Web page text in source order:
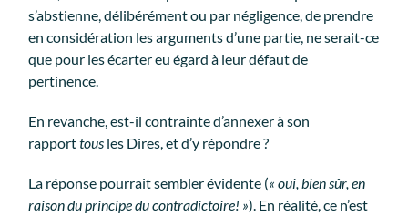
s’abstienne, délibérément ou par négligence, de prendre
en considération les arguments d’une partie, ne serait-ce
que pour les écarter eu égard à leur défaut de
pertinence.
En revanche, est-il contrainte d’annexer à son
rapporttous les Dires, et d’y répondre ?
La réponse pourrait sembler évidente (« oui, bien sûr, en
raison du principe du contradictoire! »). En réalité, ce n’est